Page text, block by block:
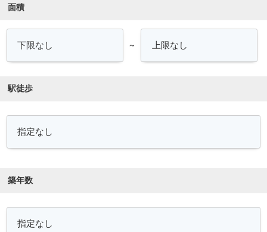
面積
～
駅徒歩
築年数